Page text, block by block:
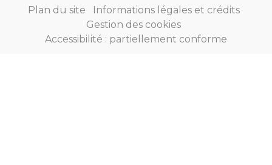
Plan du site
Informations légales et crédits
Gestion des cookies
Accessibilité : partiellement conforme